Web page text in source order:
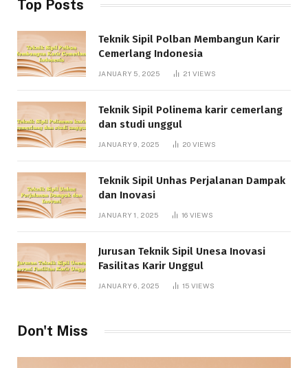
Top Posts
Teknik Sipil Polban Membangun Karir
Cemerlang Indonesia
JANUARY 5, 2025 21 VIEWS
Teknik Sipil Polinema karir cemerlang
dan studi unggul
JANUARY 9, 2025 20 VIEWS
Teknik Sipil Unhas Perjalanan Dampak
dan Inovasi
JANUARY 1, 2025 16 VIEWS
Jurusan Teknik Sipil Unesa Inovasi
Fasilitas Karir Unggul
JANUARY 6, 2025 15 VIEWS
Don't Miss